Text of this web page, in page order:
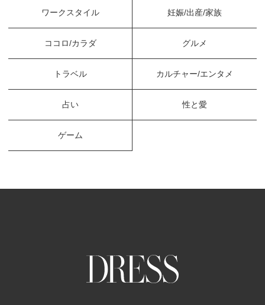
ワークスタイル 妊娠/出産/家族
ココロ/カラダ グルメ
トラベル カルチャー/エンタメ
占い 性と愛
ゲーム